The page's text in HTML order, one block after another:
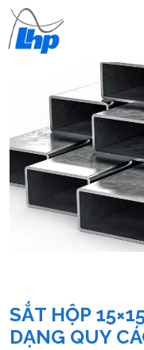
SẮT HỘP
DẠNG QUY